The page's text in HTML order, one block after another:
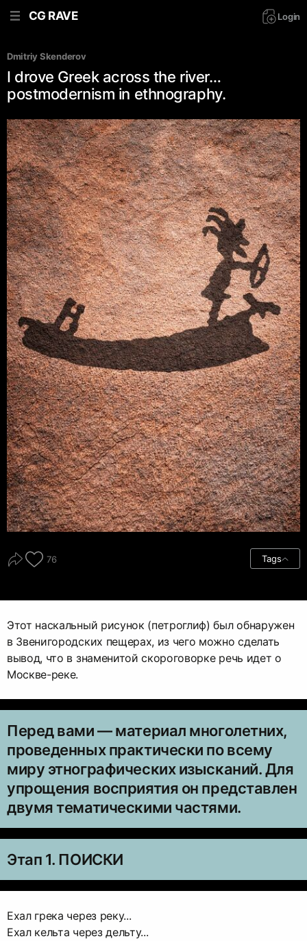
CG RAVE Login
Dmitriy Skenderov
I drove Greek across the river…
postmodernism in ethnography.
76 Tags
Этот наскальный рисунок (петроглиф) был обнаружен
в Звенигородских пещерах, из чего можно сделать
вывод, что в знаменитой скороговорке речь идет о
Москве-реке.
Перед вами — материал многолетних,
проведенных практически по всему
миру этнографических изысканий. Для
упрощения восприятия он представлен
двумя тематическими частями.
Этап 1. ПОИСКИ
Ехал грека через реку...
Ехал кельта через дельту...